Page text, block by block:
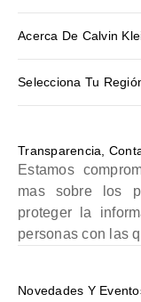
Acerca De Calvin
Selecciona Tu
Transparencia,
Estamos
mas sobre los
proteger la
personas con las
Novedades Y